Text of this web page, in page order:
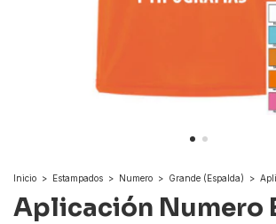
Inicio > Estampados > Numero > Grande (Espalda) >
Aplicación Numero